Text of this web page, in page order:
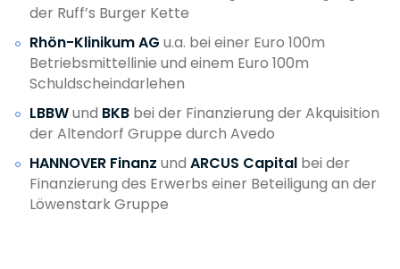
der Ruff’s Burger Kette
Rhön-Klinikum AG u.a. bei einer Euro 100m
Betriebsmittellinie und einem Euro 100m
Schuldscheindarlehen
LBBWund BKB bei der Finanzierung der Akquisition
der Altendorf Gruppe durch Avedo
HANNOVER Finanz und ARCUS Capital bei der
Finanzierung des Erwerbs einer Beteiligung an der
Löwenstark Gruppe